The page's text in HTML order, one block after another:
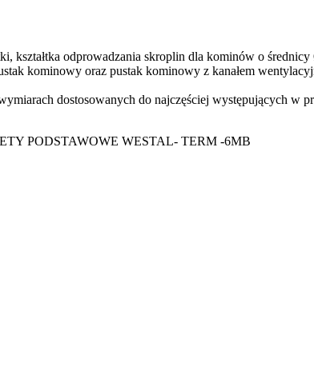
kształtka odprowadzania skroplin dla kominów o
kominowy oraz pustak kominowy z kanałem
dostosowanych do najczęściej występujących w